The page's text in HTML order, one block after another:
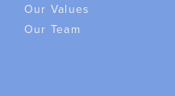
Our Values
Our Team